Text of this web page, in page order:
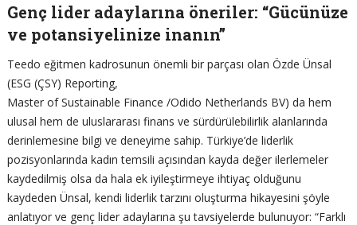
Genç lider adaylarına öneriler: “Gücünüze
ve potansiyelinize inanın”
Teedo eğitmen kadrosunun önemli bir parçası olan Özde Ünsal
(ESG (ÇSY) Reporting,
Master of Sustainable Finance /Odido Netherlands BV) da hem
ulusal hem de uluslararası finans ve sürdürülebilirlik alanlarında
derinlemesine bilgi ve deneyime sahip. Türkiye’de liderlik
pozisyonlarında kadın temsili açısından kayda değer ilerlemeler
kaydedilmiş olsa da hala ek iyileştirmeye ihtiyaç olduğunu
kaydeden Ünsal, kendi liderlik tarzını oluşturma hikayesini şöyle
anlatıyor ve genç lider adaylarına şu tavsiyelerde bulunuyor: “Farklı